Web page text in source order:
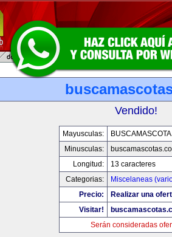
Vendido!
Mayusculas:
Minusculas:
Longitud:
13 caracteres
Categorias:
Miscelaneas
Precio:
Realizar una
Visitar!
Serán consideradas